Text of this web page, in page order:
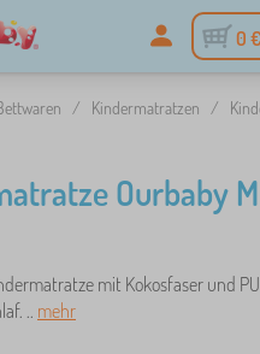
0 €
/ Kindermatratzen /
Ourbaby
mit Kokosfaser und
.. mehr